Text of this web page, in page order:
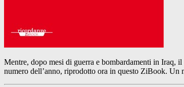
Mentre, dopo mesi di guerra e bombardamenti in Iraq,
numero dell’anno, riprodotto ora in questo ZiBook. Un